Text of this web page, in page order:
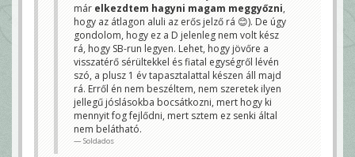
már elkezdtem hagyni magam meggyőzni,
hogy az átlagon aluli az erős jelző rá 😊). De úgy
gondolom, hogy ez a D jelenleg nem volt kész
rá, hogy SB-run legyen. Lehet, hogy jövőre a
visszatérő sérültekkel és fiatal egységről lévén
szó, a plusz 1 év tapasztalattal készen áll majd
rá. Erről én nem beszéltem, nem szeretek ilyen
jellegű jóslásokba bocsátkozni, mert hogy ki
mennyit fog fejlődni, mert sztem ez senki által
nem belátható.
Soldados